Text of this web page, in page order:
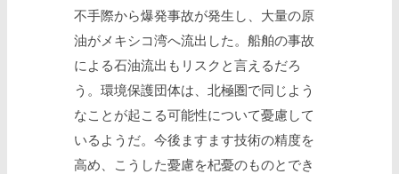
不手際から爆発事故が発生し、大量の原
油がメキシコ湾へ流出した。船舶の事故
による石油流出もリスクと言えるだろ
う。環境保護団体は、北極圏で同じよう
なことが起こる可能性について憂慮して
いるようだ。今後ますます技術の精度を
高め、こうした憂慮を杞憂のものとでき